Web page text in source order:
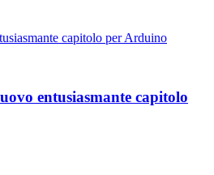
entusiasmante capitolo